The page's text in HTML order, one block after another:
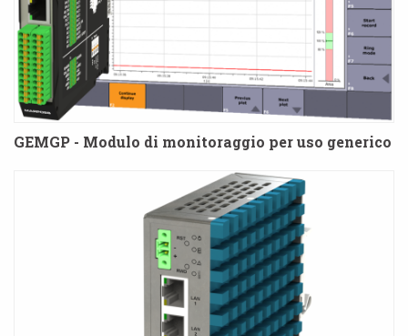
GEMGP - Modulo di monitoraggio per uso generico